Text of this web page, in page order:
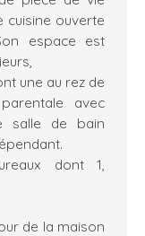
cuisine ouverte
espace est
une au rez de
avec
salle de bain
dont 1,
de la maison